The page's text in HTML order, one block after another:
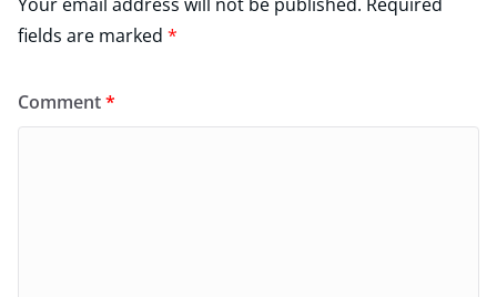
fields are marked *
Comment*